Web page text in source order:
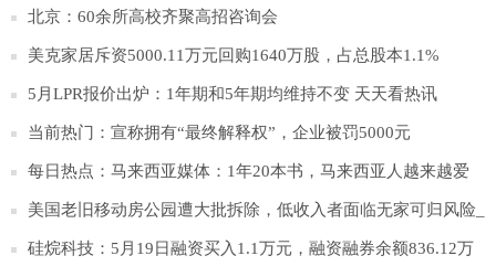
北京：60余所高校齐聚高招咨询会
美克家居斥资5000.11万元回购1640万股，占总股本1.1%
5月LPR报价出炉：1年期和5年期均维持不变 天天看热讯
当前热门：宣称拥有“最终解释权”，企业被罚5000元
每日热点：马来西亚媒体：1年20本书，马来西亚人越来越爱
阅读
美国老旧移动房公园遭大批拆除，低收入者面临无家可归风险_
今日播报
硅烷科技：5月19日融资买入1.1万元，融资融券余额836.12万